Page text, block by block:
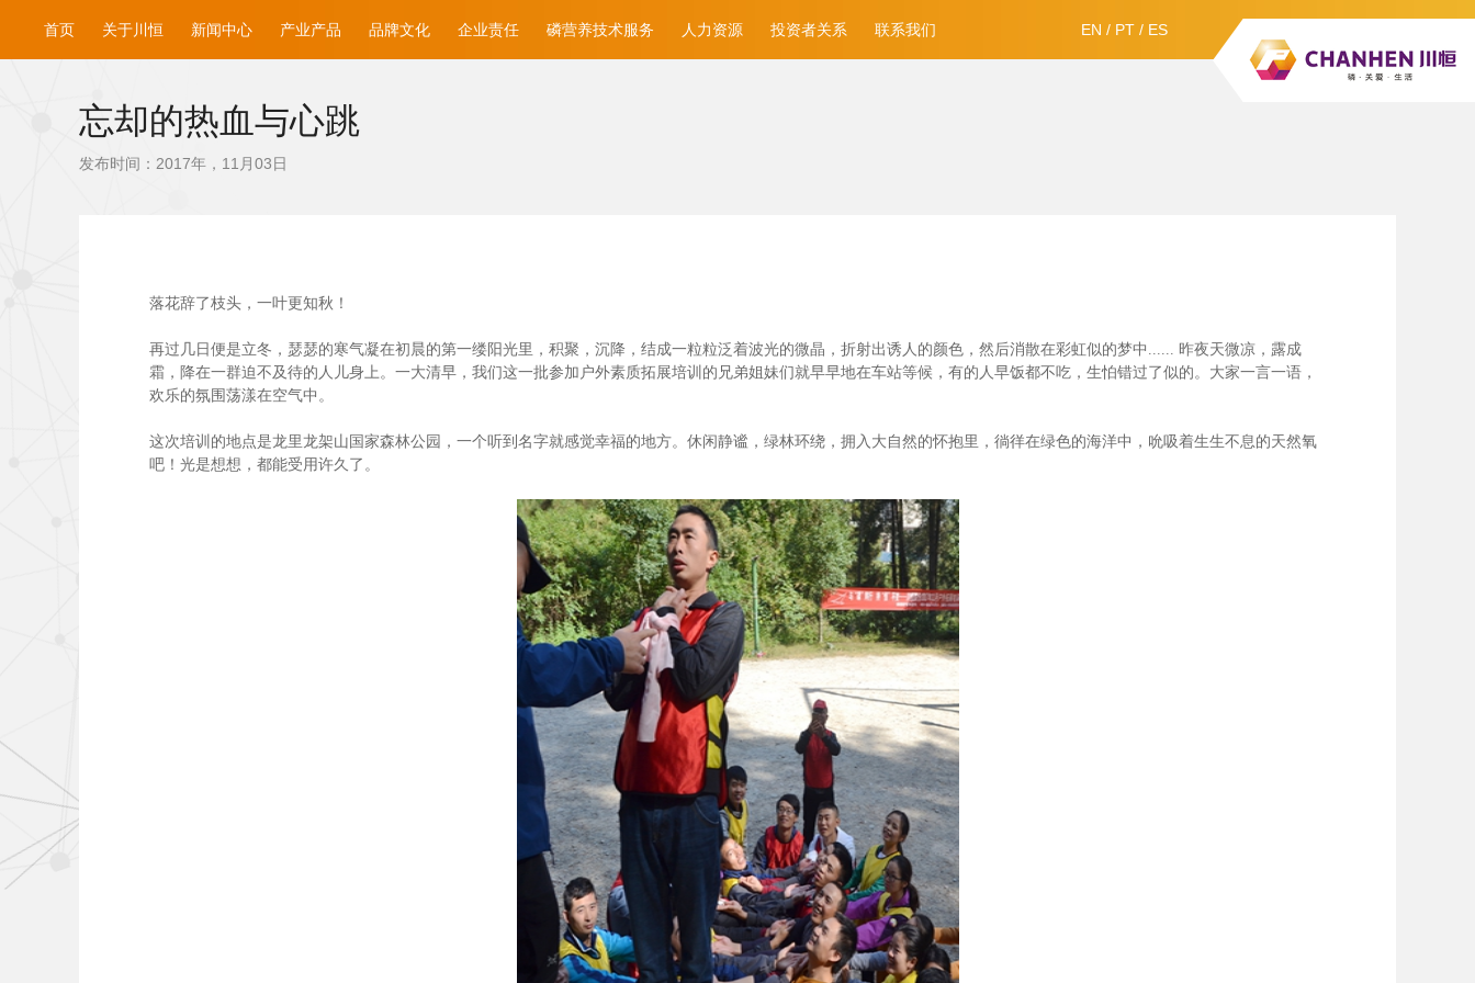
EN / PT / ES
首页 关于川恒 新闻中心 产业产品 品牌文化 企业责任 磷营养技术服务 人力资源 投资者关系 联系我们
忘却的热血与心跳
发布时间：2017年，11月03日
落花辞了枝头，一叶更知秋！
再过几日便是立冬，瑟瑟的寒气凝在初晨的第一缕阳光里，积聚，沉降，结成一粒粒泛着波光的微晶，折射出诱人的颜色，然后消散在彩虹似的梦中...... 昨夜天微凉，露成
霜，降在一群迫不及待的人儿身上。一大清早，我们这一批参加户外素质拓展培训的兄弟姐妹们就早早地在车站等候，有的人早饭都不吃，生怕错过了似的。大家一言一语，
欢乐的氛围荡漾在空气中。
这次培训的地点是龙里龙架山国家森林公园，一个听到名字就感觉幸福的地方。休闲静谧，绿林环绕，拥入大自然的怀抱里，徜徉在绿色的海洋中，吮吸着生生不息的天然氧
吧！光是想想，都能受用许久了。